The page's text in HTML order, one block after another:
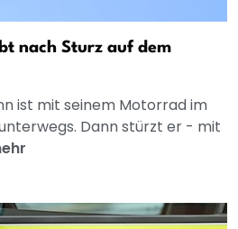
nach Sturz auf dem
ist mit seinem Motorrad im
Dann stürzt er - mit